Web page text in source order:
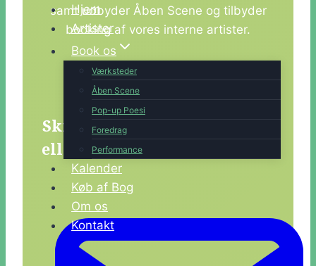
Hjem
Artister
Book os
Værksteder
Åben Scene
Pop-up Poesi
Foredrag
Performance
Kalender
Køb af Bog
Om os
Kontakt
samt udbyder Åben Scene og tilbyder
booking af vores interne artister.
Her kan I se udvalget af vores
koncepter og booke os.
Skriv til os her om booking
eller hvis du har spørgsmål